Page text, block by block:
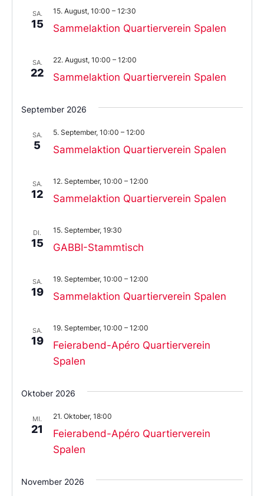
aus.
SA.
15 Sammelaktion Quartierverein Spalen
15. August, 10:00 – 12:30
SA.
22 Sammelaktion Quartierverein Spalen
22. August, 10:00 – 12:00
September 2026
SA.
5 Sammelaktion Quartierverein Spalen
5. September, 10:00 – 12:00
SA.
12 Sammelaktion Quartierverein Spalen
12. September, 10:00 – 12:00
DI.
15 GABBI-Stammtisch
15. September, 19:30
SA.
19 Sammelaktion Quartierverein Spalen
19. September, 10:00 – 12:00
SA.
19
Feierabend-Apéro Quartierverein
Spalen
19. September, 10:00 – 12:00
Oktober 2026
MI.
21
Feierabend-Apéro Quartierverein
Spalen
21. Oktober, 18:00
November 2026